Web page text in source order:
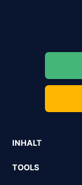
INHALT
TOOLS